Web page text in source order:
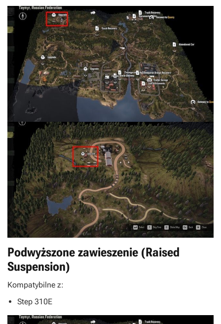
Podwyższone zawieszenie (Raised
Suspension)
Kompatybilne z:
Step 310E